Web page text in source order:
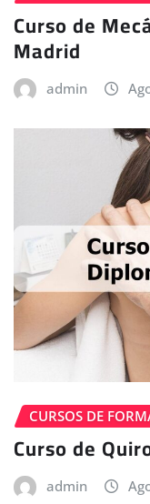
Curso de
Madrid
admin
CURSOS DE
Curso de
admin